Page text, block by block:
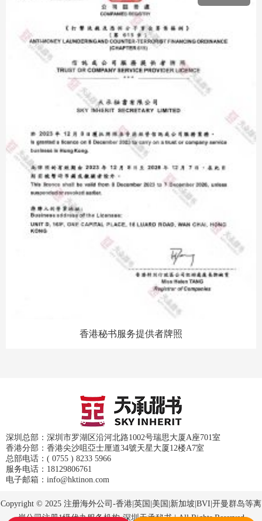
香港秘书服务提供者牌照
深圳总部：深圳市罗湖区沿河北路1002号瑞思大厦A座701室
香港分部：香港尖沙咀亞士厘道34號天星大厦12楼A7室
总部电话：( 0755 ) 8233 5966
服务电话：18129806761
电子邮箱：info@hktinon.com
Copyright © 2025 注册海外公司-香港|英国|美国|新加坡|BVI|开曼群岛等离
岸公司注册1级代办服务机构-深圳天承秘书 | All Rights Reserved